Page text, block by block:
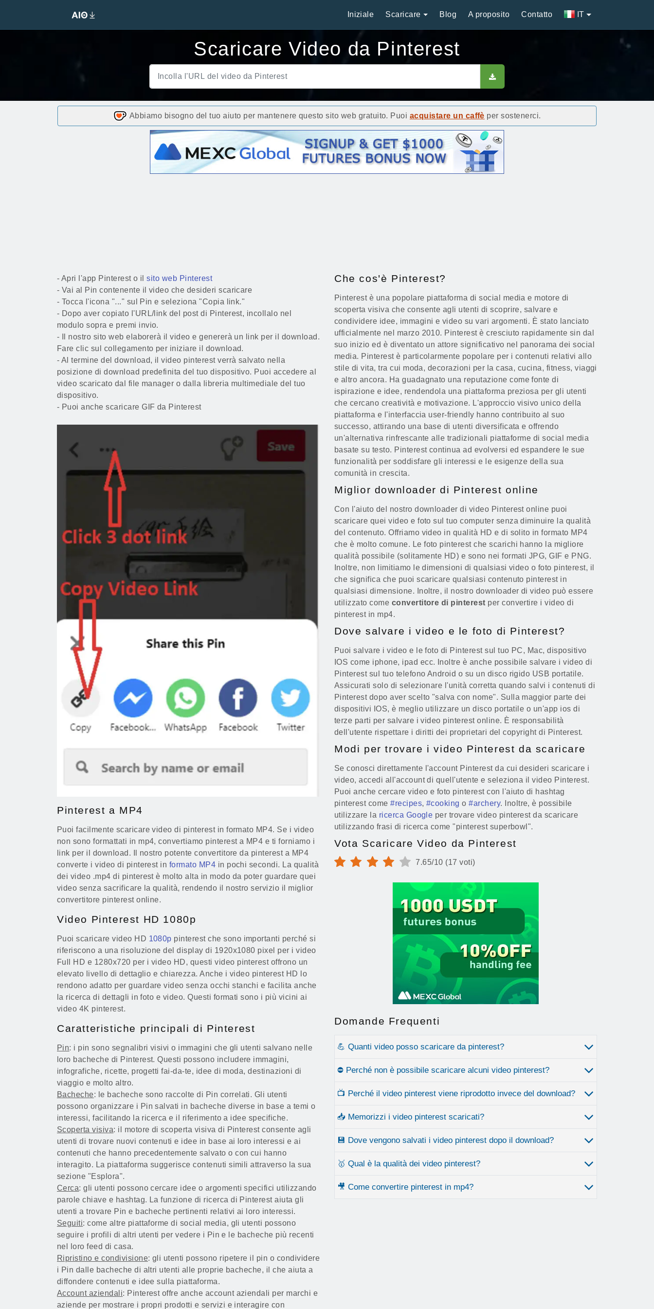
Iniziale Scaricare Blog A proposito Contatto IT
Scaricare Video da Pinterest
Abbiamo bisogno del tuo aiuto per mantenere questo sito web gratuito. Puoi acquistare un caffè per sostenerci.
- Apri l'app Pinterest o ilsito web Pinterest
- Vai al Pin contenente il video che desideri scaricare
- Tocca l'icona "..." sul Pin e seleziona "Copia link."
- Dopo aver copiato l'URL/link del post di Pinterest, incollalo nel
modulo sopra e premi invio.
- Il nostro sito web elaborerà il video e genererà un link per il download.
Fare clic sul collegamento per iniziare il download.
- Al termine del download, il video pinterest verrà salvato nella
posizione di download predefinita del tuo dispositivo. Puoi accedere al
video scaricato dal file manager o dalla libreria multimediale del tuo
dispositivo.
- Puoi anche scaricare GIF da Pinterest
Pinterest a MP4
Puoi facilmente scaricare video di pinterest in formato MP4. Se i video
non sono formattati in mp4, convertiamo pinterest a MP4 e ti forniamo i
link per il download. Il nostro potente convertitore da pinterest a MP4
converte i video di pinterest in formato MP4 in pochi secondi. La qualità
dei video .mp4 di pinterest è molto alta in modo da poter guardare quei
video senza sacrificare la qualità, rendendo il nostro servizio il miglior
convertitore pinterest online.
Video Pinterest HD 1080p
Puoi scaricare video HD 1080p pinterest che sono importanti perché si
riferiscono a una risoluzione del display di 1920x1080 pixel per i video
Full HD e 1280x720 per i video HD, questi video pinterest offrono un
elevato livello di dettaglio e chiarezza. Anche i video pinterest HD lo
rendono adatto per guardare video senza occhi stanchi e facilita anche
la ricerca di dettagli in foto e video. Questi formati sono i più vicini ai
video 4K pinterest.
Caratteristiche principali di Pinterest
Pin: i pin sono segnalibri visivi o immagini che gli utenti salvano nelle
loro bacheche di Pinterest. Questi possono includere immagini,
infografiche, ricette, progetti fai-da-te, idee di moda, destinazioni di
viaggio e molto altro.
Bacheche: le bacheche sono raccolte di Pin correlati. Gli utenti
possono organizzare i Pin salvati in bacheche diverse in base a temi o
interessi, facilitando la ricerca e il riferimento a idee specifiche.
Scoperta visiva: il motore di scoperta visiva di Pinterest consente agli
utenti di trovare nuovi contenuti e idee in base ai loro interessi e ai
contenuti che hanno precedentemente salvato o con cui hanno
interagito. La piattaforma suggerisce contenuti simili attraverso la sua
sezione "Esplora".
Cerca: gli utenti possono cercare idee o argomenti specifici utilizzando
parole chiave e hashtag. La funzione di ricerca di Pinterest aiuta gli
utenti a trovare Pin e bacheche pertinenti relativi ai loro interessi.
Seguiti: come altre piattaforme di social media, gli utenti possono
seguire i profili di altri utenti per vedere i Pin e le bacheche più recenti
nel loro feed di casa.
Ripristino e condivisione: gli utenti possono ripetere il pin o condividere
i Pin dalle bacheche di altri utenti alle proprie bacheche, il che aiuta a
diffondere contenuti e idee sulla piattaforma.
Account aziendali: Pinterest offre anche account aziendali per marchi e
aziende per mostrare i propri prodotti e servizi e interagire con
Che cos'è Pinterest?
Pinterest è una popolare piattaforma di social media e motore di
scoperta visiva che consente agli utenti di scoprire, salvare e
condividere idee, immagini e video su vari argomenti. È stato lanciato
ufficialmente nel marzo 2010. Pinterest è cresciuto rapidamente sin dal
suo inizio ed è diventato un attore significativo nel panorama dei social
media. Pinterest è particolarmente popolare per i contenuti relativi allo
stile di vita, tra cui moda, decorazioni per la casa, cucina, fitness, viaggi
e altro ancora. Ha guadagnato una reputazione come fonte di
ispirazione e idee, rendendola una piattaforma preziosa per gli utenti
che cercano creatività e motivazione. L'approccio visivo unico della
piattaforma e l'interfaccia user-friendly hanno contribuito al suo
successo, attirando una base di utenti diversificata e offrendo
un'alternativa rinfrescante alle tradizionali piattaforme di social media
basate su testo. Pinterest continua ad evolversi ed espandere le sue
funzionalità per soddisfare gli interessi e le esigenze della sua
comunità in crescita.
Miglior downloader di Pinterest online
Con l'aiuto del nostro downloader di video Pinterest online puoi
scaricare quei video e foto sul tuo computer senza diminuire la qualità
del contenuto. Offriamo video in qualità HD e di solito in formato MP4
che è molto comune. Le foto pinterest che scarichi hanno la migliore
qualità possibile (solitamente HD) e sono nei formati JPG, GIF e PNG.
Inoltre, non limitiamo le dimensioni di qualsiasi video o foto pinterest, il
che significa che puoi scaricare qualsiasi contenuto pinterest in
qualsiasi dimensione. Inoltre, il nostro downloader di video può essere
utilizzato come convertitore di pinterest per convertire i video di
pinterest in mp4.
Dove salvare i video e le foto di Pinterest?
Puoi salvare i video e le foto di Pinterest sul tuo PC, Mac, dispositivo
IOS come iphone, ipad ecc. Inoltre è anche possibile salvare i video di
Pinterest sul tuo telefono Android o su un disco rigido USB portatile.
Assicurati solo di selezionare l'unità corretta quando salvi i contenuti di
Pinterest dopo aver scelto "salva con nome". Sulla maggior parte dei
dispositivi IOS, è meglio utilizzare un disco portatile o un'app ios di
terze parti per salvare i video pinterest online. È responsabilità
dell'utente rispettare i diritti dei proprietari del copyright di Pinterest.
Modi per trovare i video Pinterest da scaricare
Se conosci direttamente l'account Pinterest da cui desideri scaricare i
video, accedi all'account di quell'utente e seleziona il video Pinterest.
Puoi anche cercare video e foto pinterest con l'aiuto di hashtag
pinterest come#recipes,#cooking o#archery. Inoltre, è possibile
utilizzare la ricerca Google per trovare video pinterest da scaricare
utilizzando frasi di ricerca come "pinterest superbowl".
Vota Scaricare Video da Pinterest
7.65/10 (17 voti)
Domande Frequenti
💪 Quanti video posso scaricare da pinterest?
⛔ Perché non è possibile scaricare alcuni video pinterest?
📺 Perché il video pinterest viene riprodotto invece del download?
📥 Memorizzi i video pinterest scaricati?
💾 Dove vengono salvati i video pinterest dopo il download?
🥇 Qual è la qualità dei video pinterest?
🎥 Come convertire pinterest in mp4?